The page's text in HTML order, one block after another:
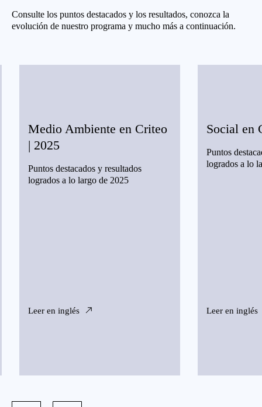
Consulte los puntos destacados y los resultados, conozca la
evolución de nuestro programa y mucho más a continuación.
Medio Ambiente en Criteo
| 2025
Puntos destacados y resultados
logrados a lo largo de 2025
Leer en inglés
Social en
Puntos
logrados a lo
Leer en inglés